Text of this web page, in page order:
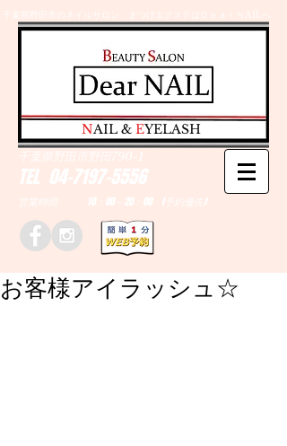
千葉県野田市のネイルサロン、まつげエクステはＤｅａｒＮAILへ
TEL 04-7197-5556
営業時間 10：00～20：00 (予約優先)
千葉県野田市野田790-1
​NAIL & EYELASH
お客様アイラッシュ☆